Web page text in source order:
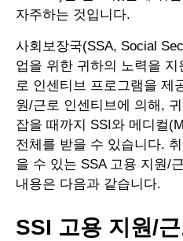
자주하는 것입니다.
사회보장국(SSA, Social
업을 위한 귀하의 노력을
로 인센티브 프로그램을 제
원/근로 인센티브에 의해,
잡을 때까지 SSI와 메디컬
전체를 받을 수 있습니다.
을 수 있는 SSA 고용 지원/
내용은 다음과 같습니다.
SSI 고용 지원/